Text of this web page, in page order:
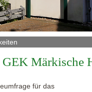
Märkische
für das